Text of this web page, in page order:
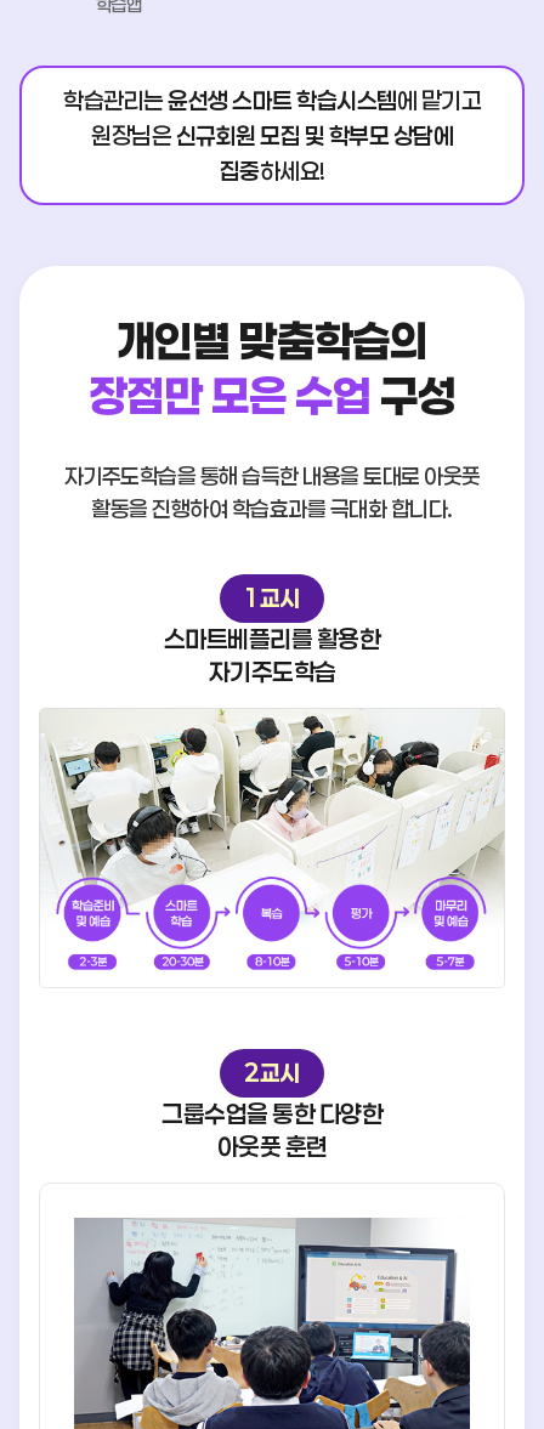
학습관리는윤선생 스마트 학습시스템에 맡기고
원장님은 신규회원 모집 및 학부모 상담에
집중하세요!
개인별 맞춤학습의
장점만 모은 수업 구성
자기주도학습을 통해 습득한 내용을 토대로 아웃풋
활동을 진행하여 학습효과를 극대화 합니다.
1교시
스마트베플리를 활용한
자기주도학습
2교시
그룹수업을 통한 다양한
아웃풋 훈련